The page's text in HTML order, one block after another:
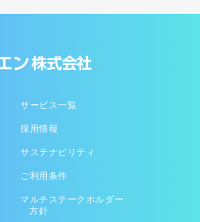
サービス一覧
採用情報
サステナビリティ
ご利用条件
マルチステークホルダー
方針